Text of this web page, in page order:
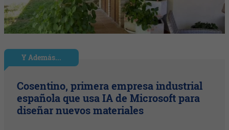
Y Además...
Cosentino, primera empresa industrial
española que usa IA de Microsoft para
diseñar nuevos materiales